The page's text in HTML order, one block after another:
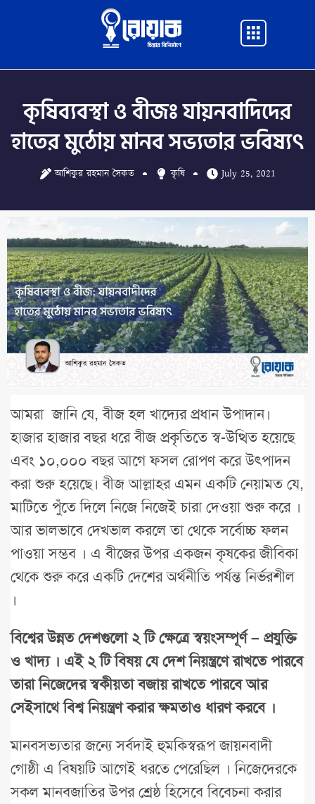
Main
কৃষিব্যবস্থা ও বীজঃ যায়নবাদিদের
হাতের মুঠোয় মানব সভ্যতার ভবিষ্যৎ
আশিকুর রহমান সৈকত কৃষি July 25, 2021
আমরা জানি যে, বীজ হল খাদ্যের প্রধান উপাদান।
হাজার হাজার বছর ধরে বীজ প্রকৃতিতে স্ব-উত্থিত হয়েছে
এবং ১০,০০০ বছর আগে ফসল রোপণ করে উৎপাদন
করা শুরু হয়েছে। বীজ আল্লাহর এমন একটি নেয়ামত যে,
মাটিতে পুঁতে দিলে নিজে নিজেই চারা দেওয়া শুরু করে ।
আর ভালভাবে দেখভাল করলে তা থেকে সর্বোচ্চ ফলন
পাওয়া সম্ভব । এ বীজের উপর একজন কৃষকের জীবিকা
থেকে শুরু করে একটি দেশের অর্থনীতি পর্যন্ত নির্ভরশীল
।
বিশ্বের উন্নত দেশগুলো ২ টি ক্ষেত্রে স্বয়ংসম্পূর্ণ – প্রযুক্তি
ও খাদ্য । এই ২ টি বিষয় যে দেশ নিয়ন্ত্রণে রাখতে পারবে
তারা নিজেদের স্বকীয়তা বজায় রাখতে পারবে আর
সেইসাথে বিশ্ব নিয়ন্ত্রণ করার ক্ষমতাও ধারণ করবে ।
মানবসভ্যতার জন্যে সর্বদাই হুমকিস্বরূপ জায়নবাদী
গোষ্ঠী এ বিষয়টি আগেই ধরতে পেরেছিল । নিজেদেরকে
সকল মানবজাতির উপর শ্রেষ্ঠ হিসেবে বিবেচনা করার